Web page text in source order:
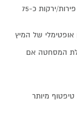
פתח דחיסה גדול במיוחד מתאים להכנסת פירות/ירקות כ-75
אופטימלי של המיץ
המסחטה אם
מיותר